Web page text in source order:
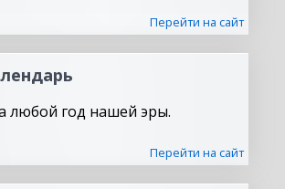
Перейти на сайт
любой год нашей эры.
Перейти на сайт